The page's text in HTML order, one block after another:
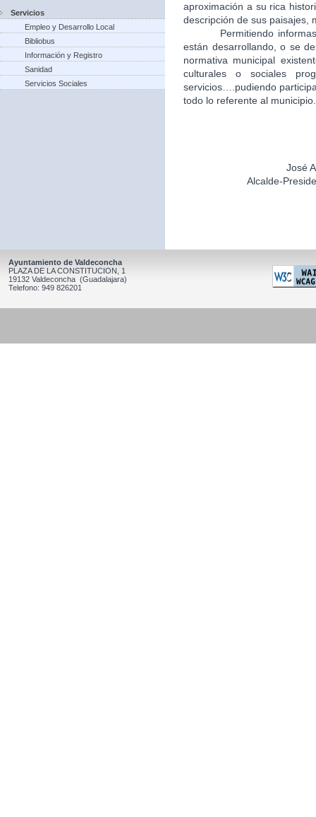
Servicios
Empleo y Desarrollo Local
Bibliobus
Información y Registro
Sanidad
Servicios Sociales
aproximación a su rica
descripción de sus paisajes,
Permitiendo
están desarrollando, o se
normativa municipal
culturales o sociales
servicios….pudiendo
todo lo referente al municipio.
José
Alcalde-
Ayuntamiento de Valdeconcha
PLAZA DE LA CONSTITUCION, 1
19132 Valdeconcha (Guadalajara)
Telefono: 949 826201